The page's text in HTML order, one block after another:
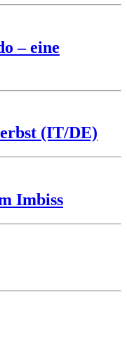
– eine
(IT/DE)
Imbiss